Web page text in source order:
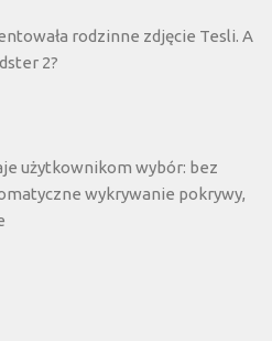
rodzinne zdjęcie Tesli. A
2?
użytkownikom wybór: bez
wykrywanie pokrywy,